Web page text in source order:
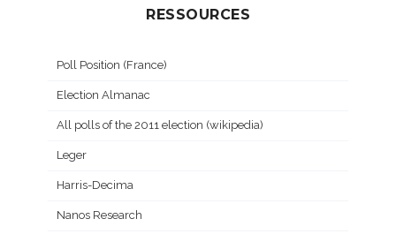
RESSOURCES
Poll Position (France)
Election Almanac
All polls of the 2011 election (wikipedia)
Leger
Harris-Decima
Nanos Research